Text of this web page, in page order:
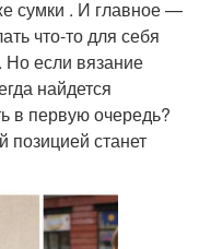
сумки . И главное —
что-то для себя
Но если вязание
найдется
в первую очередь?
позицией станет